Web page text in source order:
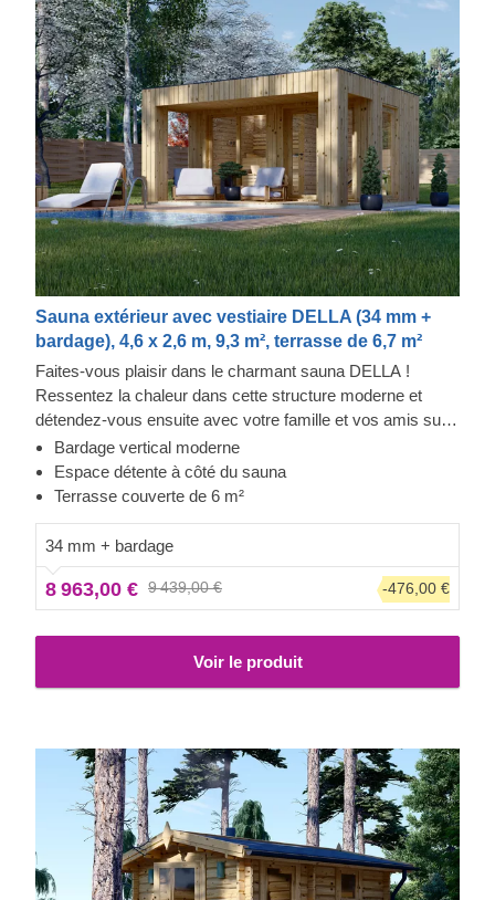
Sauna extérieur avec vestiaire DELLA (34 mm +
bardage), 4,6 x 2,6 m, 9,3 m², terrasse de 6,7 m²
Faites-vous plaisir dans le charmant sauna DELLA !
Ressentez la chaleur dans cette structure moderne et
détendez-vous ensuite avec votre famille et vos amis sur
la terrasse couverte. Le bardage ajoute une autre couche,
qui contribue à la solidité et à l'isolation de la construction,
tout en créant un aspect élégant et propre. L'espace
vue imprenable sur le jardin.
Bardage vertical moderne
Espace détente à côté du sauna
Terrasse couverte de 6 m²
34 mm + bardage
8 963,00 € 9 439,00 € -476,00 €
Voir le produit